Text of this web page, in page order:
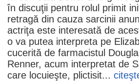
în discuţii pentru rolul primit
retragă din cauza sarcinii
actriţa este interesată de
o va putea interpreta pe
cucerită de farmacistul
Renner, acum interpretat de
care locuieşte, plictisit...